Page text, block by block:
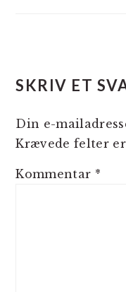
SKRIV ET
Din e-
Krævede felter
Kommentar *